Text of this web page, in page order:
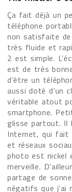
Ça fait déjà un
téléphone
non satisfaite
très fluide et
2 est simple.
est de très
d’être un
aussi doté d’un
véritable atout
smartphone.
glisse partout. Il
Internet, qui fait
et réseaux
photo est nickel
merveille.
partage de
négatifs que j’ai